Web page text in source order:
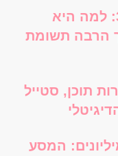
לינדזי פלאס חוגגת 35: למה היא
הרבה תשומת
תוכן, סטייל
המסע